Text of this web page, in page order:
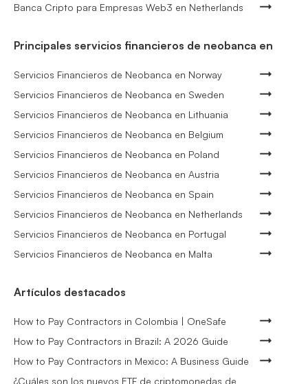
Banca Cripto para Empresas Web3 en Netherlands
Principales servicios financieros de neobanca en
Servicios Financieros de Neobanca en Norway
Servicios Financieros de Neobanca en Sweden
Servicios Financieros de Neobanca en Lithuania
Servicios Financieros de Neobanca en Belgium
Servicios Financieros de Neobanca en Poland
Servicios Financieros de Neobanca en Austria
Servicios Financieros de Neobanca en Spain
Servicios Financieros de Neobanca en Netherlands
Servicios Financieros de Neobanca en Portugal
Servicios Financieros de Neobanca en Malta
Artículos destacados
How to Pay Contractors in Colombia | OneSafe
How to Pay Contractors in Brazil: A 2026 Guide
How to Pay Contractors in Mexico: A Business Guide
¿Cuáles son los nuevos ETF de criptomonedas de